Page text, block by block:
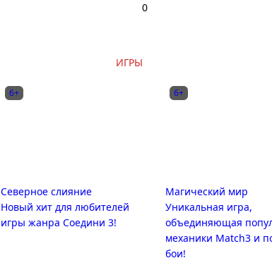
0
ИГРЫ
6+
Северное слияние
Новый хит для любителей
игры жанра Соедини 3!
6+
Магический мир
Уникальная игра,
объединяющая
механики Match3 и
бои!